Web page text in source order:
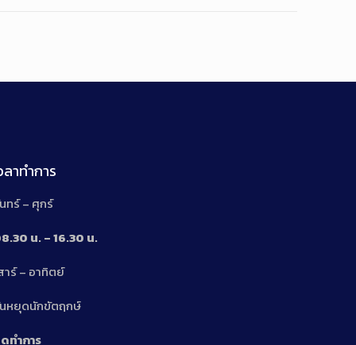
ลาทำการ
ทร์ – ศุกร์
น. – 16.30 น.
าร์ – อาทิตย์
หยุดนักขัตฤกษ์
ทำการ